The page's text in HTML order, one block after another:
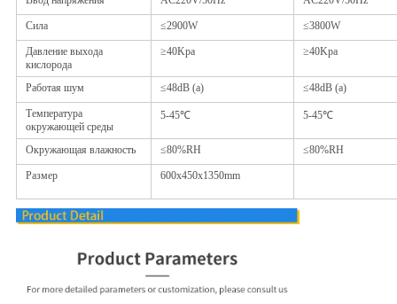
Сила ≤2900W ≤3800W
Давление выхода
кислорода
≥40Kpa ≥40Kpa
Работая шум ≤48dB (a) ≤48dB (a)
Температура
окружающей среды
5-45℃ 5-45℃
Окружающая влажность ≤80%RH ≤80%RH
Размер 600x450x1350mm